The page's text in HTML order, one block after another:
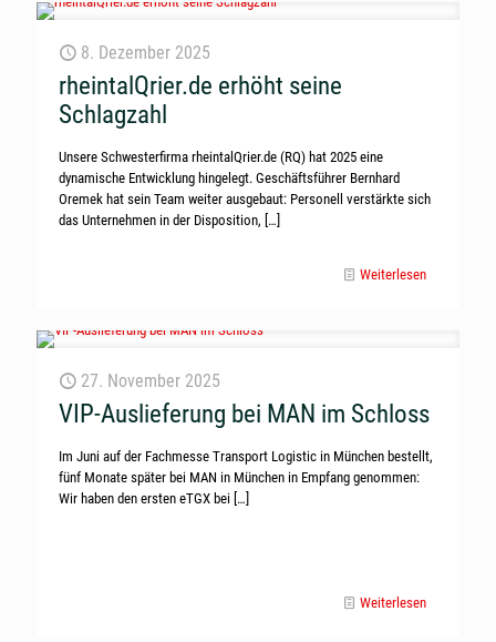
8. Dezember 2025
rheintalQrier.de erhöht seine
Schlagzahl
Unsere Schwesterfirma rheintalQrier.de (RQ) hat 2025 eine
dynamische Entwicklung hingelegt. Geschäftsführer Bernhard
Oremek hat sein Team weiter ausgebaut: Personell verstärkte sich
das Unternehmen in der Disposition, […]
Weiterlesen
27. November 2025
VIP-Auslieferung bei MAN im Schloss
Im Juni auf der Fachmesse Transport Logistic in München bestellt,
fünf Monate später bei MAN in München in Empfang genommen:
Wir haben den ersten eTGX bei […]
Weiterlesen